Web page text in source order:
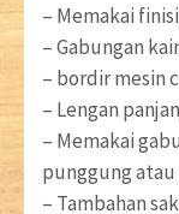
– Memakai
– Gabungan
– bordir mesin
– Lengan
– Memakai
punggung
– Tambahan